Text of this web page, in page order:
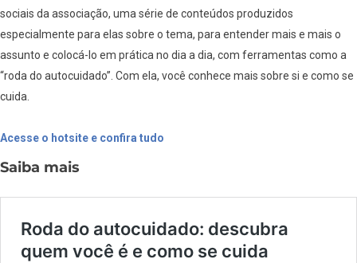
sociais da associação, uma série de conteúdos produzidos
especialmente para elas sobre o tema, para entender mais e mais o
assunto e colocá-lo em prática no dia a dia, com ferramentas como a
“roda do autocuidado”. Com ela, você conhece mais sobre si e como se
cuida.
Acesse o hotsite e confira tudo
Saiba mais